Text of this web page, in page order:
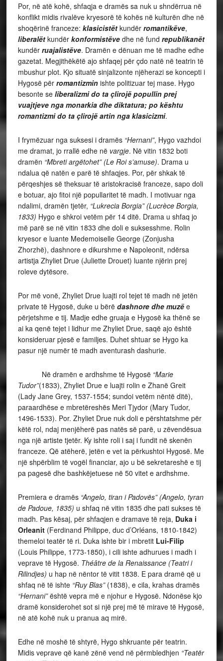
Por, në atë kohë, shfaqja e dramës sa nuk u shndërrua në
konflikt midis rivalëve kryesorë të kohës në kulturën dhe në
shoqërinë franceze: klasicistëtkundër romantikëve,
liberalëtkundër konformistëvedhe në fund republikanët
kundër ruajalistëve. Dramën e dënuan me të madhe edhe
gazetat. Megjithëkëtë ajo shfaqej për çdo natë në teatrin të
mbushur plot. Kjo situatë sinjalizonte njëherazi se koncepti i
Hygosë për romantizminishte politizuar tej mase. Hygo
besonte se liberalizmi do ta çlirojë popullin prej
vuajtjeve nga monarkia dhe diktatura; po kështu
romantizmi do ta çlirojë artin nga klasicizmi.
I frymëzuar nga suksesi i dramës “Hernani”, Hygo vazhdoi
me dramat, jo rrallë edhe në vargje. Në vitin 1832 boti
dramën “Mbreti argëtohet” (Le Roi s’amuse). Drama u
ndalua që natën e parë të shfaqjes. Por, për shkak të
përqeshjes së theksuar të aristokracisë franceze, sapo doli
e botuar, ajo fitoi një popullaritet të madh. I motivuar nga
ndalimi, dramën tjetër, “Lukrecia Borgia” (Lucrèce Borgia,
1833) Hygo e shkroi vetëm për 14 ditë. Drama u shfaq jo
më parë se në vitin 1833 dhe doli e suksesshme. Rolin
kryesor e luante Medemoiselle George (Zonjusha
Zhorzhë), dashnore e dikurshme e Napoleonit, ndërsa
artistja Zhyliet Drue (Juliette Drouet) luante njërin prej
roleve dytësore.
Por më vonë, Zhyliet Drue luajti rol tejet të madh në jetën
private të Hygosë, duke u bërë dashnore dhe muzëe
përjetshme e tij. Madje edhe gruaja e Hygosë ka thënë se
ai ka qenë tejet i lidhur me Zhyliet Drue, saqë ajo është
konsideruar pjesë e familjes. Duhet shtuar se Hygo ka
pasur një numër të madh aventurash dashurie.
Në dramën e ardhshme të Hygosë “Marie
Tudor”(1833), Zhyliet Drue e luajti rolin e Zhanë Greit
(Lady Jane Grey, 1537-1554; sundoi vetëm nëntë ditë),
paraardhëse e mbretëreshës Meri Tjydor (Mary Tudor,
1496-1533). Por. Zhyliet Drue nuk doli e përshtatshme për
këtë rol, ndaj menjëherë pas natës së parë, u zëvendësua
nga një artiste tjetër. Ky ishte roli i saj i fundit në skenën
franceze. Që atëherë, jetën e vet ia përkushtoi Hygosë. Me
një shpërblim të vogël financiar, ajo u bë sekretareshë e tij
pa pagesë dhe bashkëjetuese në 50 vitet e ardhshme.
Premiera e dramës “Angelo, tiran i Padovës” (Angelo, tyran
de Padoue, 1835) u shfaq në vitin 1835 dhe pati sukses të
madh. Pas kësaj, për shfaqjen e dramave të reja, Duka i
Orleanit (Ferdinand Philippe, duc d’Orléans, 1810-1842)
themeloi teatër të ri. Duka ishte bir i mbretit Lui-Filip
(Louis Philippe, 1773-1850), i cili ishte adhurues i madh i
veprave të Hygosë. Théâtre de la Renaissance (Teatri i
Rilindjes) u hap në nëntor të vitit 1838. E para dramë që u
shfaq në të ishte “Ruy Blas” (1838), e cila, krahas dramës
“Hernani”është vepra më e njohur e Hygosë. Ndonëse kjo
dramë konsiderohet sot si një prej më të mirave të Hygosë,
në atë kohë nuk u pranua aq mirë.
Edhe në moshë të shtyrë, Hygo shkruante për teatrin.
Midis veprave që kanë zënë vend në përmbledhjen “Teatër